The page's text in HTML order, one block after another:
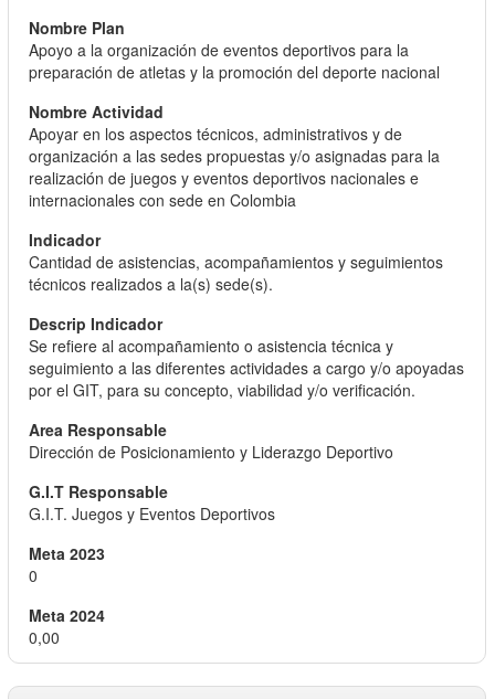
Apoyo a la organización de eventos deportivos para la
preparación de atletas y la promoción del deporte nacional
Apoyar en los aspectos técnicos, administrativos y de
organización a las sedes propuestas y/o asignadas para la
realización de juegos y eventos deportivos nacionales e
internacionales con sede en Colombia
Cantidad de asistencias, acompañamientos y seguimientos
técnicos realizados a la(s) sede(s).
Se refiere al acompañamiento o asistencia técnica y
seguimiento a las diferentes actividades a cargo y/o apoyadas
por el GIT, para su concepto, viabilidad y/o verificación.
Dirección de Posicionamiento y Liderazgo Deportivo
G.I.T. Juegos y Eventos Deportivos
0
0,00